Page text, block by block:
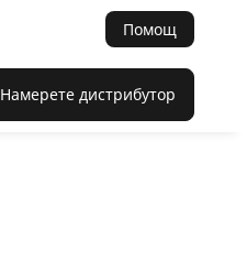
Помощ
Намерете дистрибутор